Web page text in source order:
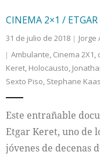
Nacional
Colaboradores
Cultura
CINEMA 2×1 / ETGAR
31 de julio de 2018 Jorge
Ambulante, Cinema 2X1,
Keret, Holocausto,
Sexto Piso, Stephane Kaas
Este entrañable
Etgar Keret, uno de
jóvenes de decenas